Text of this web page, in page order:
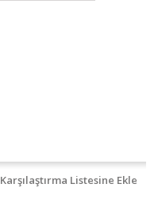
Karşılaştırma Listesine Ekle